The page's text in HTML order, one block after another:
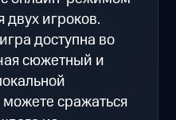
игроков.
доступна во
сюжетный и
сражаться